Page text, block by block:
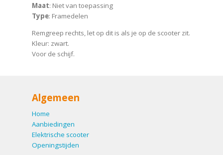
Maat: Niet van toepassing
Type: Framedelen
Remgreep rechts, let op dit is als je op de scooter zit.
Kleur: zwart.
Voor de schijf.
Algemeen
Home
Aanbiedingen
Elektrische scooter
Openingstijden